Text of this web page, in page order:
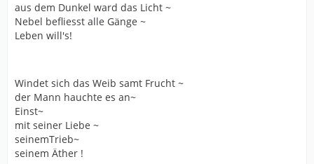
aus dem Dunkel ward das Licht ~
Nebel befliesst alle Gänge ~
Leben will's!
Windet sich das Weib samt Frucht ~
der Mann hauchte es an~
Einst~
mit seiner Liebe ~
seinemTrieb~
seinem Äther !